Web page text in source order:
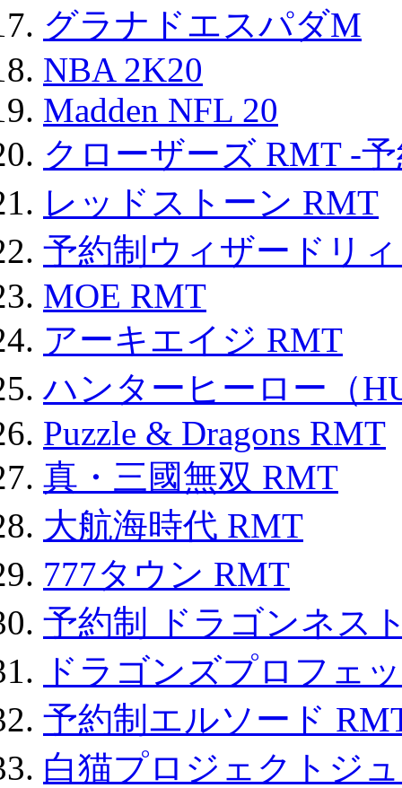
グラナドエスパダM
NBA 2K20
Madden NFL 20
クローザーズ RMT -
レッドストーン RMT
予約制ウィザードリ
MOE RMT
アーキエイジ RMT
ハンターヒーロー（
Puzzle & Dragons RMT
真・三國無双 RMT
大航海時代 RMT
777タウン RMT
予約制 ドラゴンネス
ドラゴンズプロフェ
予約制エルソード
白猫プロジェクトジ